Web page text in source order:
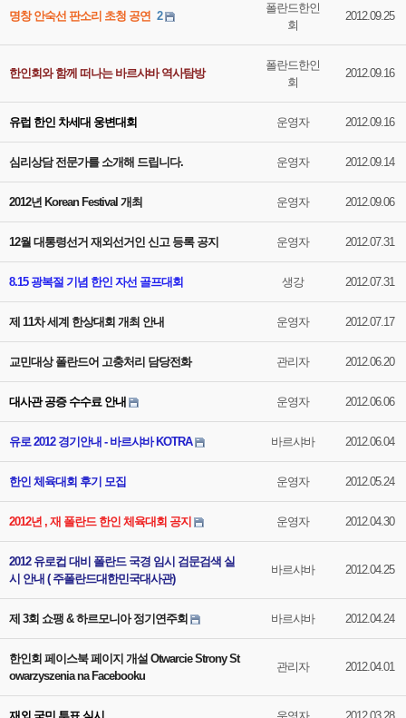
명창 안숙선 판소리 초청 공연 2
폴란드한인
회
2012.09.25
한인회와 함께 떠나는 바르샤바 역사탐방
폴란드한인
회
2012.09.16
유럽 한인 차세대 웅변대회 운영자 2012.09.16
심리상담 전문가를 소개해 드립니다. 운영자 2012.09.14
2012년 Korean Festival 개최 운영자 2012.09.06
12월 대통령선거 재외선거인 신고 등록 공지 운영자 2012.07.31
8.15 광복절 기념 한인 자선 골프대회 생강 2012.07.31
제 11차 세계 한상대회 개최 안내 운영자 2012.07.17
교민대상 폴란드어 고충처리 담당전화 관리자 2012.06.20
대사관 공증 수수료 안내 운영자 2012.06.06
유로 2012 경기안내 - 바르샤바 KOTRA 바르샤바 2012.06.04
한인 체육대회 후기 모집 운영자 2012.05.24
2012년 , 재 폴란드 한인 체육대회 공지 운영자 2012.04.30
2012 유로컵 대비 폴란드 국경 임시 검문검색 실
시 안내 ( 주폴란드대한민국대사관)
바르샤바 2012.04.25
제 3회 쇼팽 & 하르모니아 정기연주회 바르샤바 2012.04.24
한인회 페이스북 페이지 개설 Otwarcie Strony St
owarzyszenia na Facebooku
관리자 2012.04.01